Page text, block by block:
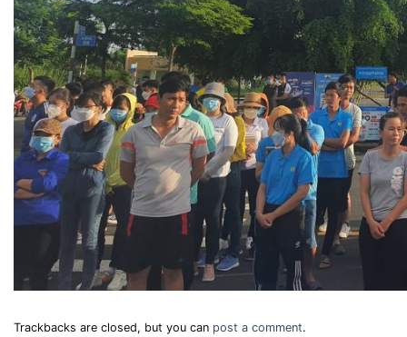
Trackbacks are closed, but you can post a comment.